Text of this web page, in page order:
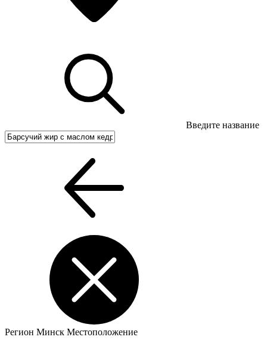
Введите название
Регион Минск Местоположение